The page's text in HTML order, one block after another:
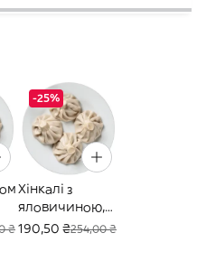
₴
-25%
Хінкалі з
яловичиною,
свининою та
190,50 ₴254,00 ₴